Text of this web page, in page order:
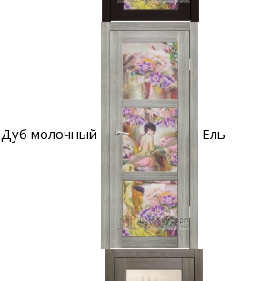
Дуб молочный Ель